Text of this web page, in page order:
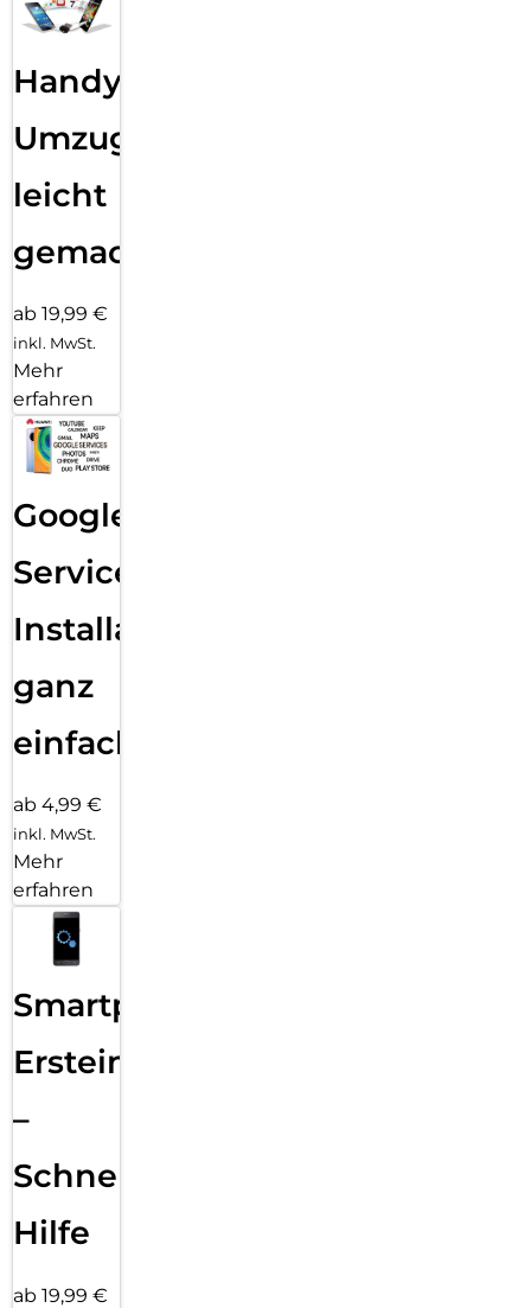
Handy
Umzug
leicht
gemacht!
ab 19,99 €
inkl. MwSt.
Mehr
erfahren
Google
Services
Installation
ganz
einfach
ab 4,99 €
inkl. MwSt.
Mehr
erfahren
Smartphone
Ersteinrichtung
–
Schnelle
Hilfe
ab 19,99 €